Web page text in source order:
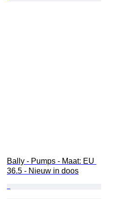
Bally - Pumps - Maat: EU
36.5 - Nieuw in doos